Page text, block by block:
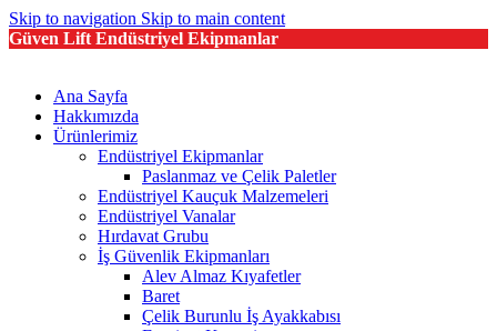
Skip to navigation Skip to main content
Güven Lift Endüstriyel Ekipmanlar
Ana Sayfa
Hakkımızda
Ürünlerimiz
Endüstriyel Ekipmanlar
Paslanmaz ve Çelik Paletler
Endüstriyel Kauçuk Malzemeleri
Endüstriyel Vanalar
Hırdavat Grubu
İş Güvenlik Ekipmanları
Alev Almaz Kıyafetler
Baret
Çelik Burunlu İş Ayakkabısı